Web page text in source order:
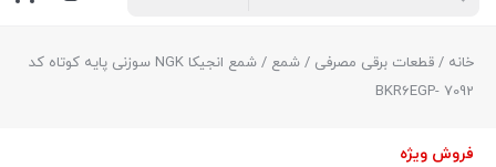
خانه / قطعات برقی مصرفی / شمع
/ شمع انجیکا NGK سوزنی پایه کوتاه کد
BKR6EGP- 7092
فروش ویژه